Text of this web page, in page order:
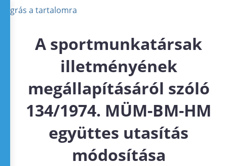
Ugrás a tartalomra
A sportmunkatársak
illetményének
megállapításáról szóló
134/1974. MÜM-BM-HM
együttes utasítás
módosítása